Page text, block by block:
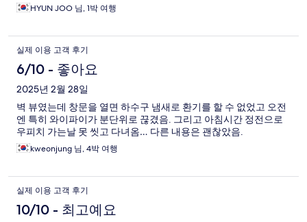
HYUN JOO 님, 1박 여행
실제 이용 고객 후기
6/10 - 좋아요
2025년 2월 28일
벽 뷰였는데 창문을 열면 하수구 냄새로 환기를 할 수 없었고 오전
엔 특히 와이파이가 분단위로 끊겼음. 그리고 아침시간 정전으로
우피치 가는날 못 씻고 다녀옴… 다른 내용은 괜찮았음.
kweonjung 님, 4박 여행
실제 이용 고객 후기
10/10 - 최고예요